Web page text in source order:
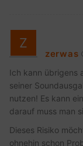
zerwas
Ich kann übrigens
seiner
nutzen! Es kann
darauf muss man
Dieses Risiko
ohnehin schon